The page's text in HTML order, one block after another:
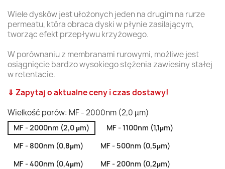
Wiele dysków jest ułożonych jeden na drugim na rurze
permeatu, która obraca dyski w płynie zasilającym,
tworząc efekt przepływu krzyżowego.
W porównaniu z membranami rurowymi, możliwe jest
osiągnięcie bardzo wysokiego stężenia zawiesiny stałej
w retentacie.
⇓ Zapytaj o aktualne ceny iczas dostawy!
Wielkość porów: MF - 2000nm (2,0 µm)
MF - 2000nm (2,0 µm)
MF - 1100nm (1,1µm)
MF - 800nm (0,8µm)
MF - 500nm (0,5µm)
MF - 400nm (0,4µm)
MF - 200nm (0,2µm)